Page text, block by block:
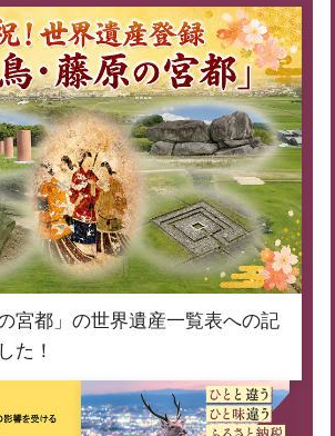
宮都」の世界遺産一覧表への記
た！